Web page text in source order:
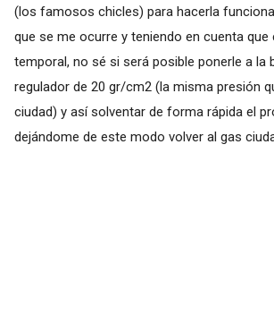
(los famosos chicles) para hacerla
que se me ocurre y teniendo en cuenta
temporal, no sé si será posible ponerle a la
regulador de 20 gr/cm2 (la misma presión
ciudad) y así solventar de forma rápida el
dejándome de este modo volver al gas